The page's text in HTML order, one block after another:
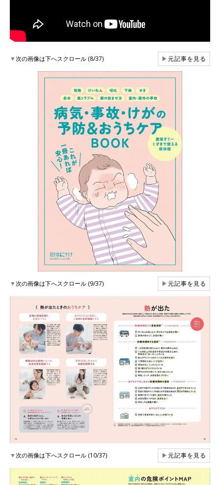
▼次の画像は下へスクロール (8/37) ▶元記事を見る
▼次の画像は下へスクロール (9/37) ▶元記事を見る
▼次の画像は下へスクロール (10/37) ▶元記事を見る